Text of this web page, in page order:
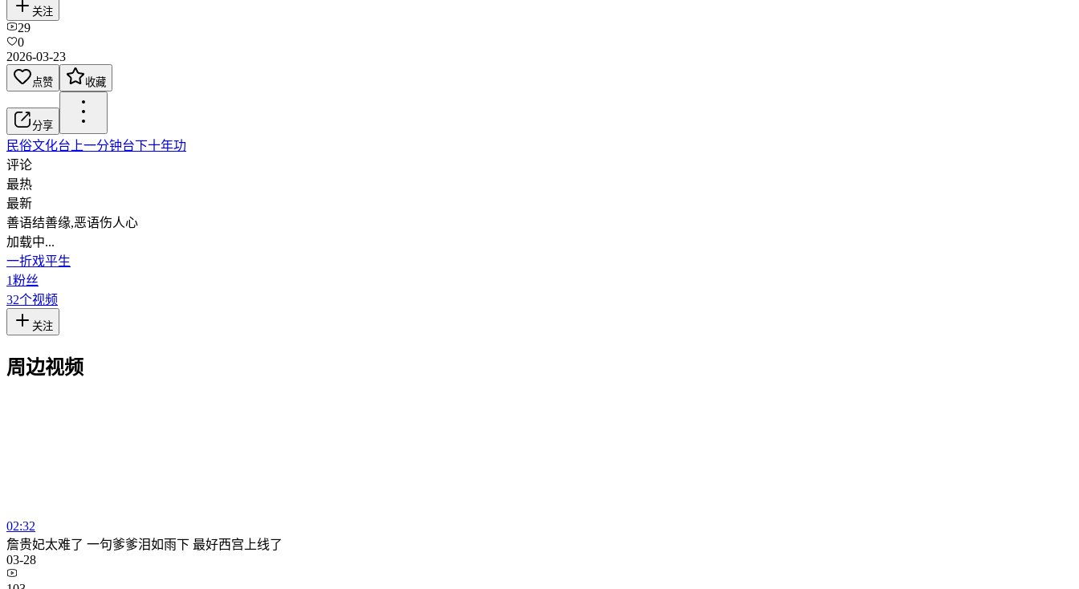
关注
29
0
2026-03-23
点赞 收藏
分享
民俗文化台上一分钟台下十年功
评论
最热
最新
善语结善缘,恶语伤人心
加载中...
一折戏平生
1粉丝
32个视频
关注
周边视频
02:32
詹贵妃太难了 一句爹爹泪如雨下 最好西宫上线了
03-28